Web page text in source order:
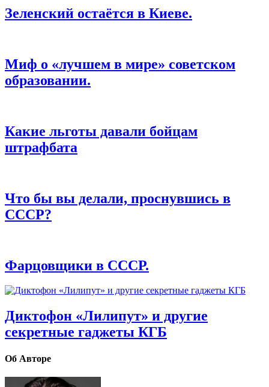
Зеленский остаётся в Киеве.
Миф о «лучшем в мире» советском
образовании.
Какие льготы давали бойцам
штрафбата
Что бы вы делали, проснувшись в
СССР?
Фарцовщики в СССР.
Диктофон «Лилипут» и другие
секретные гаджеты КГБ
Об Авторе